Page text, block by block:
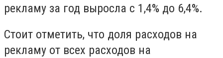
рекламу за год выросла с 1,4% до 6,4%.
Стоит отметить, что доля расходов на
рекламу от всех расходов на